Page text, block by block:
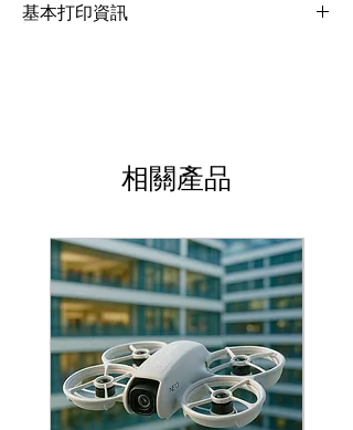
基本打印資訊
烘乾: 4小時或以上 (最高110°C)
熱床溫度: ≥ 120° C
黏貼劑: EasyFix Nr. VII
材料淨重: 0.5kg
上面顯示的資訊只供參考作尋找最佳打印設置
之用。這些設置範圍應適用於大多數打印機，
但是因應不同的打印機，你可能要在這些範圍
之外進行測試。由於市場上的打印機各有不
同，所以並不可能提供一個適合所有場合的設
定。
相關產品